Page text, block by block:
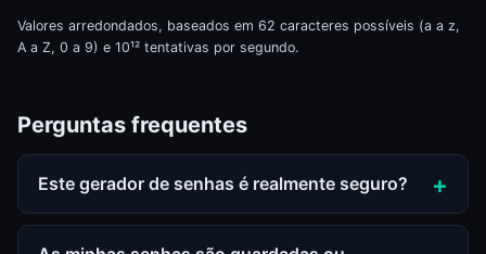
Valores arredondados, baseados em 62 caracteres possíveis (a a z,
A a Z, 0 a 9) e 10¹² tentativas por segundo.
Perguntas frequentes
Este gerador de senhas é realmente seguro?